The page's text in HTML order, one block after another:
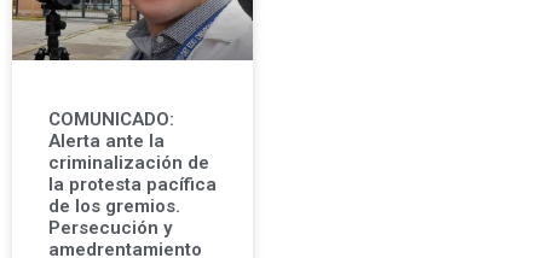
COMUNICADO:
Alerta ante la
criminalización de
la protesta pacífica
de los gremios.
Persecución y
amedrentamiento